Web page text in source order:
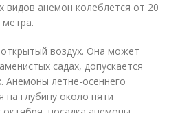
видов анемон колеблется от 20
воздух. Она может
садах, допускается
Анемоны летне-осеннего
глубину около пяти